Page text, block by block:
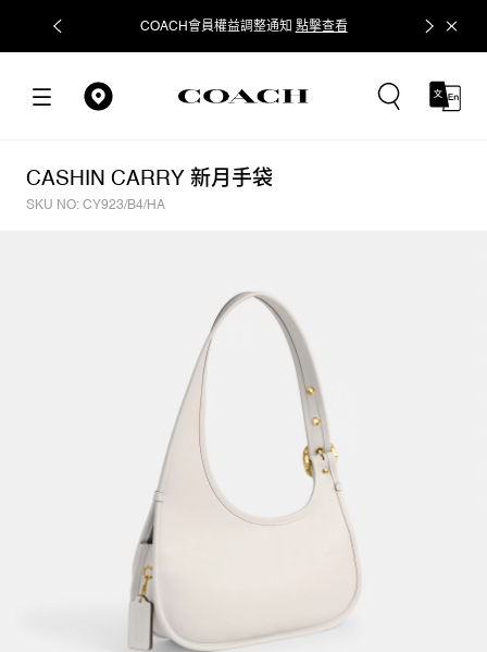
COACH會員權益調整通知 點擊查看 立即追蹤
CASHIN CARRY 新月手袋
SKU NO: CY923/B4/HA